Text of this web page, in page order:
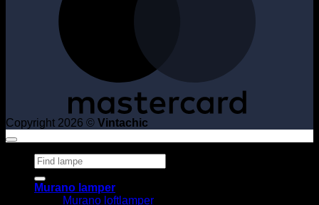
Copyright 2026 © Vintachic
Søg
efter:
Murano lamper
Murano loftlamper